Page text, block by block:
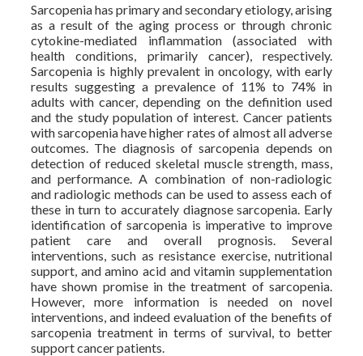
Sarcopenia has primary and secondary etiology, arising
as a result of the aging process or through chronic
cytokine-mediated inflammation (associated with
health conditions, primarily cancer), respectively.
Sarcopenia is highly prevalent in oncology, with early
results suggesting a prevalence of 11% to 74% in
adults with cancer, depending on the definition used
and the study population of interest. Cancer patients
with sarcopenia have higher rates of almost all adverse
outcomes. The diagnosis of sarcopenia depends on
detection of reduced skeletal muscle strength, mass,
and performance. A combination of non-radiologic
and radiologic methods can be used to assess each of
these in turn to accurately diagnose sarcopenia. Early
identification of sarcopenia is imperative to improve
patient care and overall prognosis. Several
interventions, such as resistance exercise, nutritional
support, and amino acid and vitamin supplementation
have shown promise in the treatment of sarcopenia.
However, more information is needed on novel
interventions, and indeed evaluation of the benefits of
sarcopenia treatment in terms of survival, to better
support cancer patients.